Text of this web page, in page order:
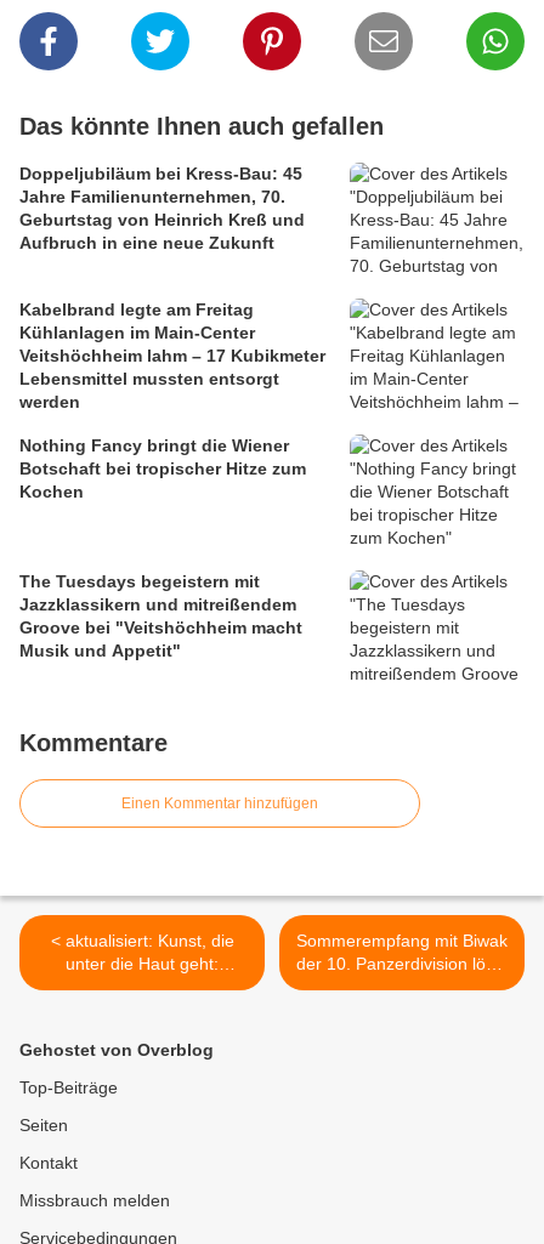
Das könnte Ihnen auch gefallen
Doppeljubiläum bei Kress-Bau: 45
Jahre Familienunternehmen, 70.
Geburtstag von Heinrich Kreß und
Aufbruch in eine neue Zukunft
Kabelbrand legte am Freitag
Kühlanlagen im Main-Center
Veitshöchheim lahm – 17 Kubikmeter
Lebensmittel mussten entsorgt
werden
Nothing Fancy bringt die Wiener
Botschaft bei tropischer Hitze zum
Kochen
The Tuesdays begeistern mit
Jazzklassikern und mitreißendem
Groove bei "Veitshöchheim macht
Musik und Appetit"
Kommentare
Einen Kommentar hinzufügen
< aktualisiert: Kunst, die
unter die Haut geht:
Abiturienten zeigen am
Sommerempfang mit Biwak
der 10. Panzerdivision löste
traditionellen
Gehostet von Overblog
Top-Beiträge
Seiten
Kontakt
Missbrauch melden
Servicebedingungen